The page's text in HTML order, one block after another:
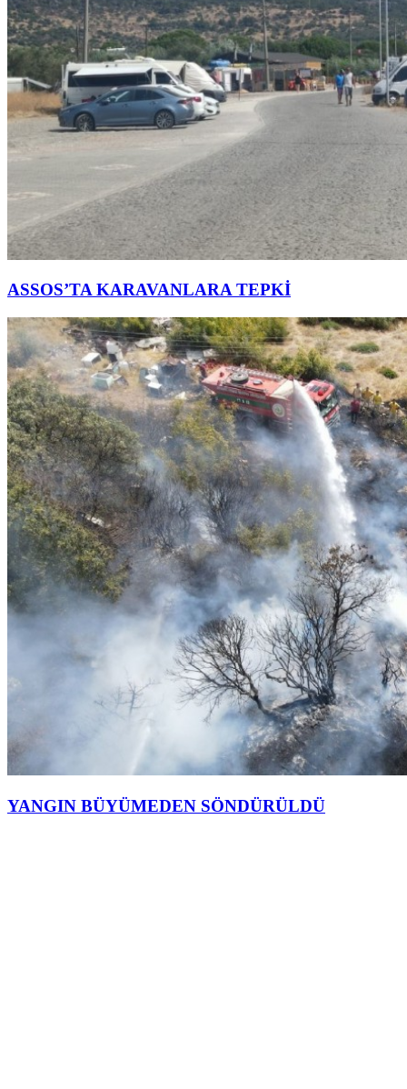
ASSOS’TA KARAVANLARA TEPKİ
YANGIN BÜYÜMEDEN SÖNDÜRÜLDÜ